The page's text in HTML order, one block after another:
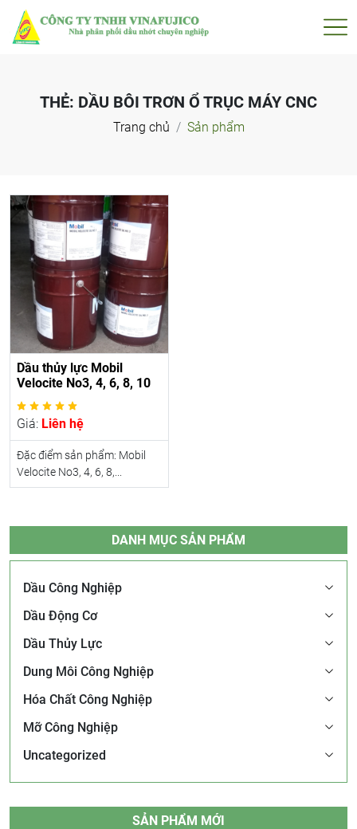
THẺ: DẦU BÔI TRƠN Ổ TRỤC MÁY CNC
Trang chủ Sản phẩm
Dầu thủy lực Mobil
Velocite No3, 4, 6, 8, 10
Giá: Liên hệ
Đặc điểm sản phẩm: Mobil
Velocite No3, 4, 6, 8,...
DANH MỤC SẢN PHẨM
Dầu Công Nghiệp
Dầu Động Cơ
Dầu Thủy Lực
Dung Môi Công Nghiệp
Hóa Chất Công Nghiệp
Mỡ Công Nghiệp
Uncategorized
SẢN PHẨM MỚI